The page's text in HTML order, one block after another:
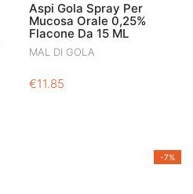
Aspi Gola Spray Per
Mucosa Orale 0,25%
Flacone Da 15 ML
MAL DI GOLA
€11.85
-7%